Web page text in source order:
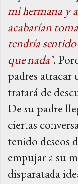
mi hermana y
acabarían
tendría sentido
que nada".
padres atracar
tratará de
De su padre
ciertas
tenido deseos
empujar a su
disparatada